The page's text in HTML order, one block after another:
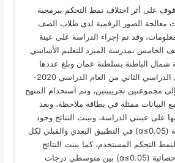
على أثر اختلاف نمط التحكم ببرمجية
معالجة الصور الرقمية لدى طلاب الصف
وقد تم إجراء الدراسة على عينة
الخامس بمدرسة المبرد للتعليم الأساسي
شمال الباطنة بسلطنة عمان وبلغ عددها
(60) طالبا خلال الفصل الدراسي الثاني من العام الدراسي 2020-
إلى مجموعتين تجريبيتين، وتم استخدام المنهج
البيانات ممثلة في بطاقة ملاحظة، وبعد
على عينتي الدراسة، وبينت النتائج وجود
فروق ذات دلالة إحصائية (α≤0.05) في التطبيق البعدي والقبلي لكل
التحكم المستخدم، كما بينت النتائج
وجود فروق ذات دلالة إحصائية (α≤0.05) بين متوسطي درجات